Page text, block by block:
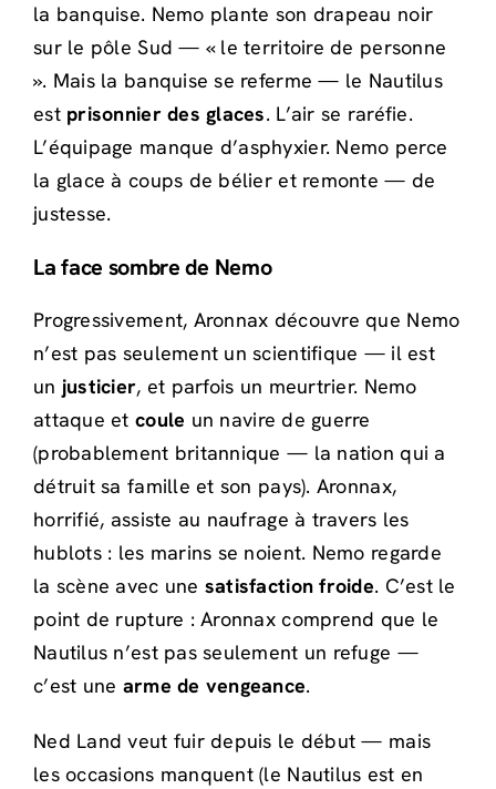
la banquise. Nemo plante son drapeau noir
sur le pôle Sud — « le territoire de personne
». Mais la banquise se referme — le Nautilus
est prisonnier des glaces. L’air se raréfie.
L’équipage manque d’asphyxier. Nemo perce
la glace à coups de bélier et remonte — de
justesse.
La face sombre de Nemo
Progressivement, Aronnax découvre que Nemo
n’est pas seulement un scientifique — il est
un justicier, et parfois un meurtrier. Nemo
attaque et coule un navire de guerre
(probablement britannique — la nation qui a
détruit sa famille et son pays). Aronnax,
horrifié, assiste au naufrage à travers les
hublots : les marins se noient. Nemo regarde
la scène avec une satisfaction froide. C’est le
point de rupture : Aronnax comprend que le
Nautilus n’est pas seulement un refuge —
c’est une arme de vengeance.
Ned Land veut fuir depuis le début — mais
les occasions manquent (le Nautilus est en